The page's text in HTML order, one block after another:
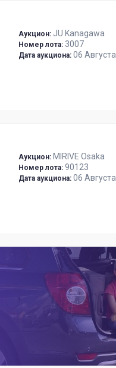
Аукцион: JU Kanagawa
Номер лота: 3007
Дата аукциона: 06 Августа
Аукцион: MIRIVE Osaka
Номер лота: 90123
Дата аукциона: 06 Августа